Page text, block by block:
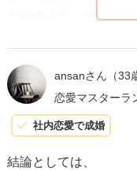
⑶マッチしてメッセー
ご相談者様がプロフ
っとお給料良くしたい
ってきたらどうでしょ
この年収でOKだか
なぜ痩せないのか？
で、「食べることと
の憶測を質問として聞
ansanさん （33
恋愛マスターラ
社内恋愛で成婚
結論としては、